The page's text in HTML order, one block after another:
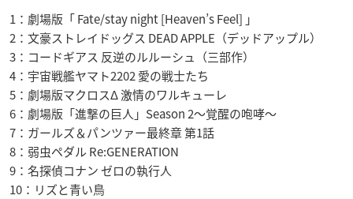
1：劇場版「 Fate/stay night [Heaven’s Feel] 」
2：文豪ストレイドッグス DEAD APPLE（デッドアップル）
3：コードギアス 反逆のルルーシュ（三部作）
4：宇宙戦艦ヤマト2202 愛の戦士たち
5：劇場版マクロスΔ 激情のワルキューレ
6：劇場版「進撃の巨人」Season 2～覚醒の咆哮～
7：ガールズ＆パンツァー最終章 第1話
8：弱虫ペダル Re:GENERATION
9：名探偵コナン ゼロの執行人
10：リズと青い鳥